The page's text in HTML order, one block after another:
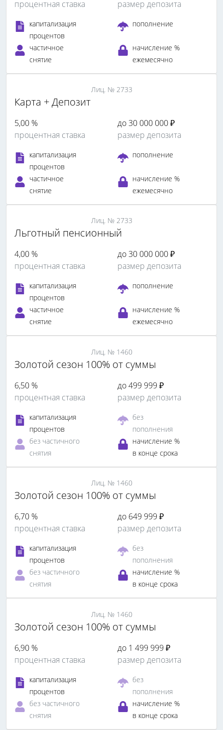
процентная ставка размер депозита
капитализация
процентов
пополнение
частичное
снятие
начисление %
ежемесячно
Лиц. № 2733
Карта + Депозит
5,00 %
процентная ставка
до 30 000 000 ₽
размер депозита
капитализация
процентов
пополнение
частичное
снятие
начисление %
ежемесячно
Лиц. № 2733
Льготный пенсионный
4,00 %
процентная ставка
до 30 000 000 ₽
размер депозита
капитализация
процентов
пополнение
частичное
снятие
начисление %
ежемесячно
Лиц. № 1460
Золотой сезон 100% от суммы
6,50 %
процентная ставка
до 499 999 ₽
размер депозита
капитализация
процентов
без
пополнения
без частичного
снятия
начисление %
в конце срока
Лиц. № 1460
Золотой сезон 100% от суммы
6,70 %
процентная ставка
до 649 999 ₽
размер депозита
капитализация
процентов
без
пополнения
без частичного
снятия
начисление %
в конце срока
Лиц. № 1460
Золотой сезон 100% от суммы
6,90 %
процентная ставка
до 1 499 999 ₽
размер депозита
капитализация
процентов
без
пополнения
без частичного
снятия
начисление %
в конце срока